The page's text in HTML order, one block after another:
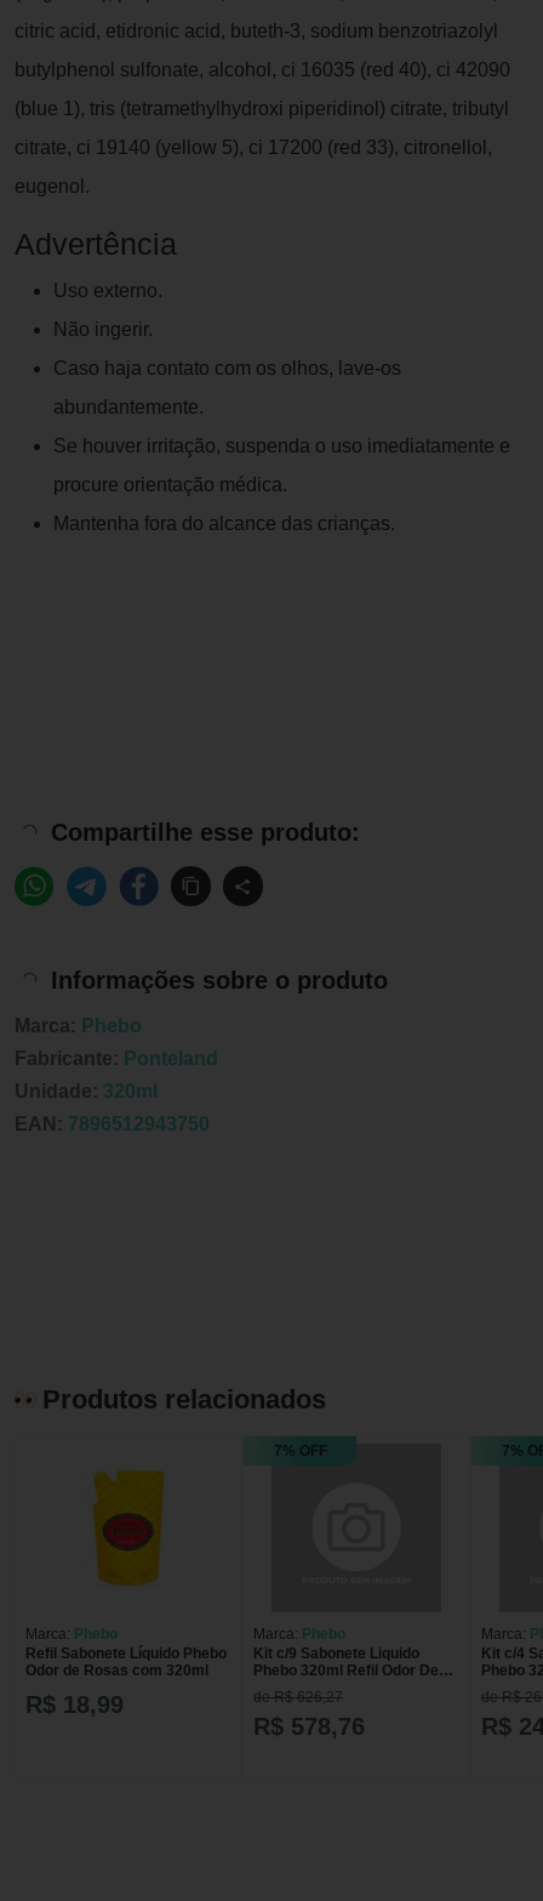
citric acid, etidronic acid, buteth-3, sodium benzotriazolyl
butylphenol sulfonate, alcohol, ci 16035 (red 40), ci 42090
(blue 1), tris (tetramethylhydroxi piperidinol) citrate, tributyl
citrate, ci 19140 (yellow 5), ci 17200 (red 33), citronellol,
eugenol.
Advertência
Uso externo.
Não ingerir.
Caso haja contato com os olhos, lave-os
abundantemente.
Se houver irritação, suspenda o uso imediatamente e
procure orientação médica.
Mantenha fora do alcance das crianças.
Compartilhe esse produto:
Informações sobre o produto
Marca: Phebo
Fabricante: Ponteland
Unidade: 320ml
EAN: 7896512943750
Produtos relacionados
Marca: Phebo
Refil Sabonete Líquido Phebo
Odor de Rosas com 320ml
R$ 18,99
7% OFF
Marca: Phebo
Kit c/9 Sabonete Liquido
Phebo 320ml Refil Odor De
Rosas
de R$ 626,27
R$ 578,76
7%
Marca:
Kit c/4
Phebo
Rosas
de R$
R$